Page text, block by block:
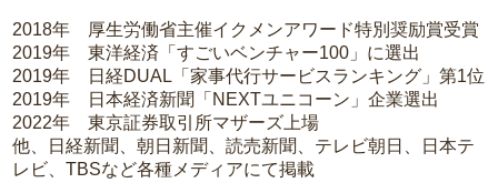
2018年 厚生労働省主催イクメンアワード特別奨励賞受賞
2019年 東洋経済「すごいベンチャー100」に選出
2019年 日経DUAL「家事代行サービスランキング」第1位
2019年 日本経済新聞「NEXTユニコーン」企業選出
2022年 東京証券取引所マザーズ上場
他、日経新聞、朝日新聞、読売新聞、テレビ朝日、日本テ
レビ、TBSなど各種メディアにて掲載